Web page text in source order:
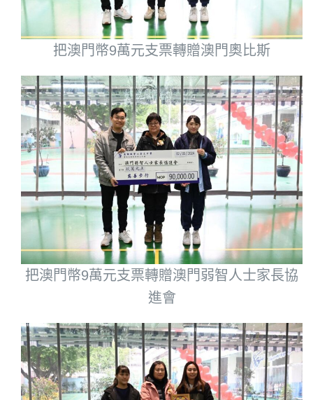
把澳門幣9萬元支票轉贈澳門奧比斯
把澳門幣9萬元支票轉贈澳門弱智人士家長協
進會